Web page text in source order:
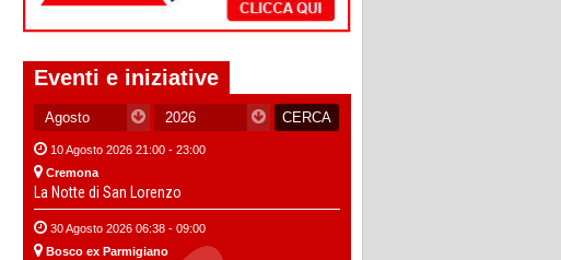
Eventi e iniziative
10 Agosto 2026 21:00 - 23:00
Cremona
La Notte di San Lorenzo
30 Agosto 2026 06:38 - 09:00
Bosco ex Parmigiano